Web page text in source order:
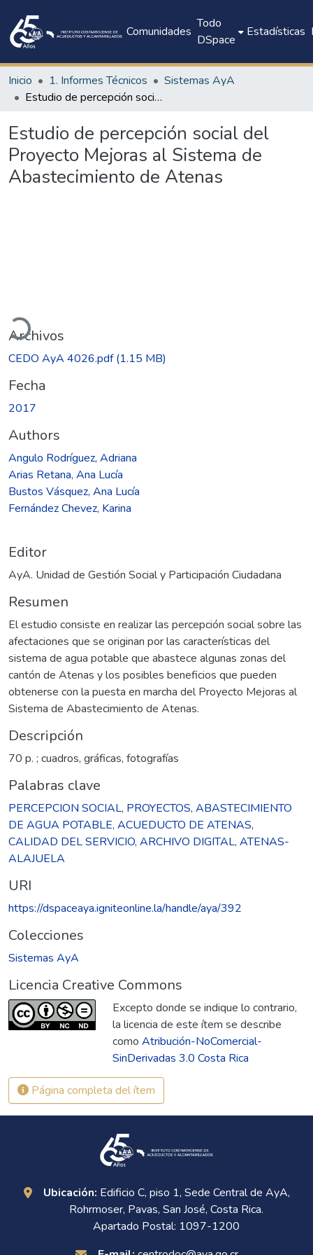
Comunidades
Todo
DSpace
Estadísticas
Inicio 1. Informes Técnicos
Sistemas AyA
Estudio de percepción social del Proyecto Mejoras al Sistema de Abastecimiento de Atenas
Estudio de percepción social del
Proyecto Mejoras al Sistema de
Abastecimiento de Atenas
Cargando...
Archivos
CEDO AyA 4026.pdf(1.15 MB)
Fecha
2017
Authors
Angulo Rodríguez, Adriana
Arias Retana, Ana Lucía
Bustos Vásquez, Ana Lucía
Fernández Chevez, Karina
Editor
AyA. Unidad de Gestión Social y Participación Ciudadana
Resumen
El estudio consiste en realizar las percepción social sobre las
afectaciones que se originan por las características del
sistema de agua potable que abastece algunas zonas del
cantón de Atenas y los posibles beneficios que pueden
obtenerse con la puesta en marcha del Proyecto Mejoras al
Sistema de Abastecimiento de Atenas.
Descripción
70 p. ; cuadros, gráficas, fotografías
Palabras clave
PERCEPCION SOCIAL, PROYECTOS, ABASTECIMIENTO
DE AGUA POTABLE, ACUEDUCTO DE ATENAS,
CALIDAD DEL SERVICIO, ARCHIVO DIGITAL, ATENAS-
ALAJUELA
URI
https://dspaceaya.igniteonline.la/handle/aya/392
Colecciones
Sistemas AyA
Licencia Creative Commons
Excepto donde se indique lo contrario,
la licencia de este ítem se describe
como Atribución-NoComercial-
SinDerivadas 3.0 Costa Rica
Página completa del ítem
Ubicación: Edificio C, piso 1, Sede Central de AyA,
Rohrmoser, Pavas, San José, Costa Rica.
Apartado Postal: 1097-1200